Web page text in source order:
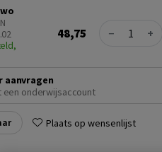
48,75 Quantity
− +
aanvragen
onderwijsaccount
Plaats op wensenlijst